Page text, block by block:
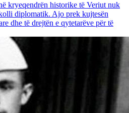
kryeqendrën historike të Veriut nuk
diplomatik. Ajo prek kujtesën
dhe të drejtën e qytetarëve për të